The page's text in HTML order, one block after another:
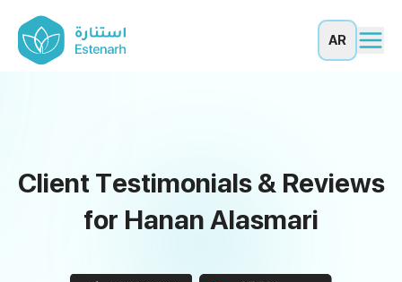
AR
Client Testimonials & Reviews
for Hanan Alasmari